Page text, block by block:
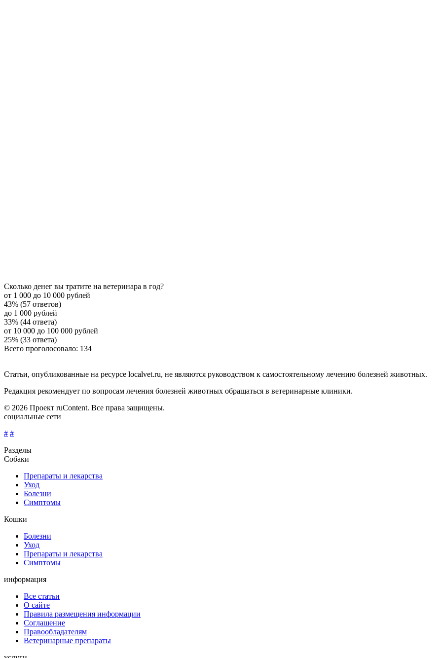
Сколько денег вы тратите на ветеринара в год?
от 1 000 до 10 000 рублей
43% (57 ответов)
до 1 000 рублей
33% (44 ответа)
от 10 000 до 100 000 рублей
25% (33 ответа)
Всего проголосовало: 134
Статьи, опубликованные на ресурсе localvet.ru, не являются руководством к самостоятельному лечению болезней животных.
Редакция рекомендует по вопросам лечения болезней животных обращаться в ветеринарные клиники.
© 2026 Проект ruContent. Все права защищены.
социальные сети
# #
Разделы
Собаки
Препараты и лекарства
Уход
Болезни
Симптомы
Кошки
Болезни
Уход
Препараты и лекарства
Симптомы
информация
Все статьи
О сайте
Правила размещения информации
Соглашение
Правообладателям
Ветеринарные препараты